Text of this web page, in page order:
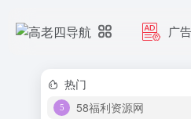
广
热门
58福利资源网